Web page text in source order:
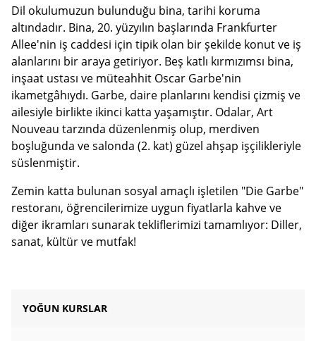
Dil okulumuzun bulunduğu bina, tarihi koruma
altındadır. Bina, 20. yüzyılın başlarında Frankfurter
Allee'nin iş caddesi için tipik olan bir şekilde konut ve iş
alanlarını bir araya getiriyor. Beş katlı kırmızımsı bina,
inşaat ustası ve müteahhit Oscar Garbe'nin
ikametgâhıydı. Garbe, daire planlarını kendisi çizmiş ve
ailesiyle birlikte ikinci katta yaşamıştır. Odalar, Art
Nouveau tarzında düzenlenmiş olup, merdiven
boşluğunda ve salonda (2. kat) güzel ahşap işçilikleriyle
süslenmiştir.
Zemin katta bulunan sosyal amaçlı işletilen "Die Garbe"
restoranı, öğrencilerimize uygun fiyatlarla kahve ve
diğer ikramları sunarak tekliflerimizi tamamlıyor: Diller,
sanat, kültür ve mutfak!
YOĞUN KURSLAR